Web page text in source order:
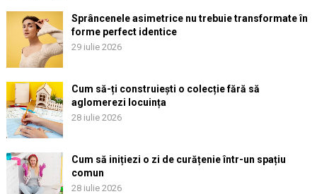
Sprâncenele asimetrice nu trebuie transformate în
forme perfect identice
29 iulie 2026
Cum să-ți construiești o colecție fără să
aglomerezi locuința
28 iulie 2026
Cum să inițiezi o zi de curățenie într-un spațiu
comun
28 iulie 2026